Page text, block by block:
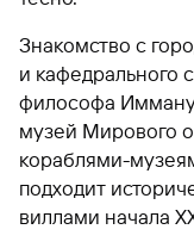
Знакомство с
и кафедрального
философа
музей Мирового
кораблями-
подходит
виллами начала